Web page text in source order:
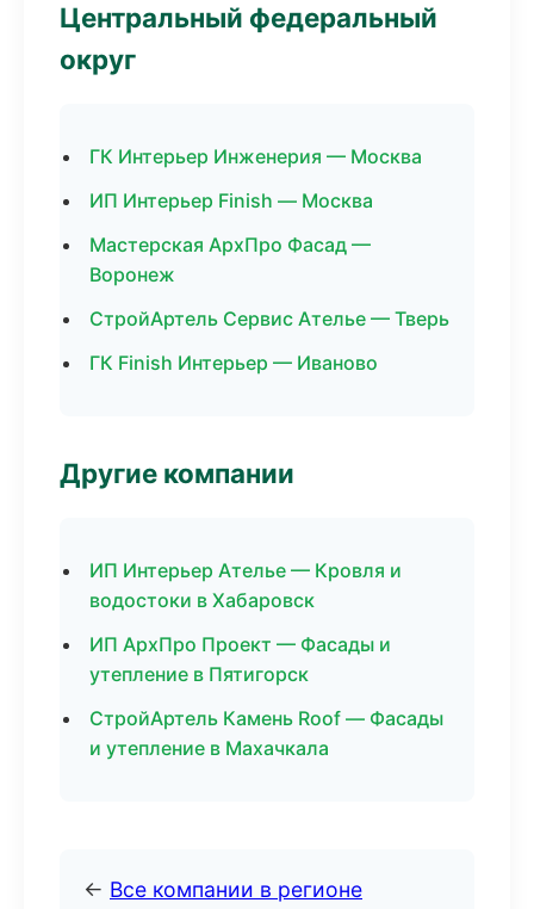
Центральный федеральный
округ
ГК Интерьер Инженерия — Москва
ИП Интерьер Finish — Москва
Мастерская АрхПро Фасад —
Воронеж
СтройАртель Сервис Ателье — Тверь
ГК Finish Интерьер — Иваново
Другие компании
ИП Интерьер Ателье — Кровля и
водостоки в Хабаровск
ИП АрхПро Проект — Фасады и
утепление в Пятигорск
СтройАртель Камень Roof — Фасады
и утепление в Махачкала
← Все компании в регионе